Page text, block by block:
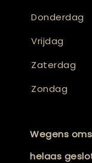
Donderdag
Vrijdag
Zaterdag
Zondag
Wegens
helaas